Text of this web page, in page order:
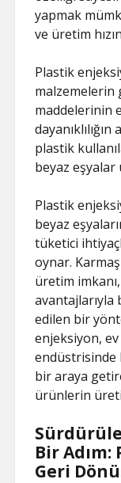
yapmak
ve üretim
Plastik
malzemelerin
maddelerinin
plastik
beyaz
Plastik
beyaz
tüketici
oynar.
üretim
edilen bir
enjeksiyon,
endüstrisinde
bir araya
ürünlerin
Bir
Geri